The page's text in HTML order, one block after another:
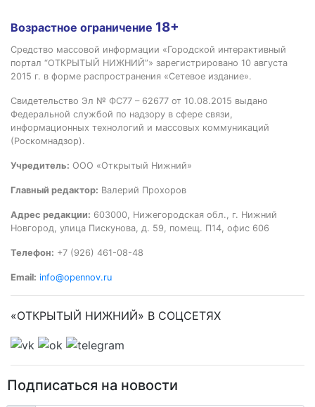
Возрастное ограничение 18+
Средство массовой информации «Городской интерактивный
портал “ОТКРЫТЫЙ НИЖНИЙ”» зарегистрировано 10 августа
2015 г. в форме распространения «Сетевое издание».
Свидетельство Эл № ФС77 – 62677 от 10.08.2015 выдано
Федеральной службой по надзору в сфере связи,
информационных технологий и массовых коммуникаций
(Роскомнадзор).
Учредитель: ООО «Открытый Нижний»
Главный редактор: Валерий Прохоров
Адрес редакции: 603000, Нижегородская обл., г. Нижний
Новгород, улица Пискунова, д. 59, помещ. П14, офис 606
Телефон: +7 (926) 461-08-48
Email: info@opennov.ru
«ОТКРЫТЫЙ НИЖНИЙ» В СОЦСЕТЯХ
Подписаться на новости